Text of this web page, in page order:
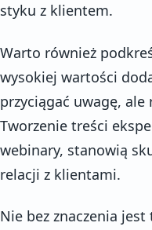
styku z klientem.
Warto również
wysokiej wartości
przyciągać uwagę,
Tworzenie treści
webinary, stanowią
relacji z klientami.
Nie bez znaczenia